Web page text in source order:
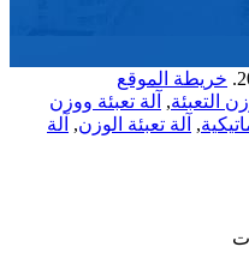
خريطة الموقع
التعبئة, آلة تعبئة ووزن
, آلة تعبئة الوزن, آلة